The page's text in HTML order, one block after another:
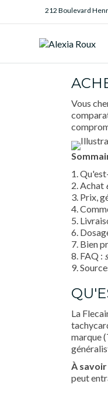
212 Boulevard
Vous
1.
2. Achat
3. Prix,
4.
5.
6.
7. Bien
8. FAQ :
9.
La
marque
À savoir
peut